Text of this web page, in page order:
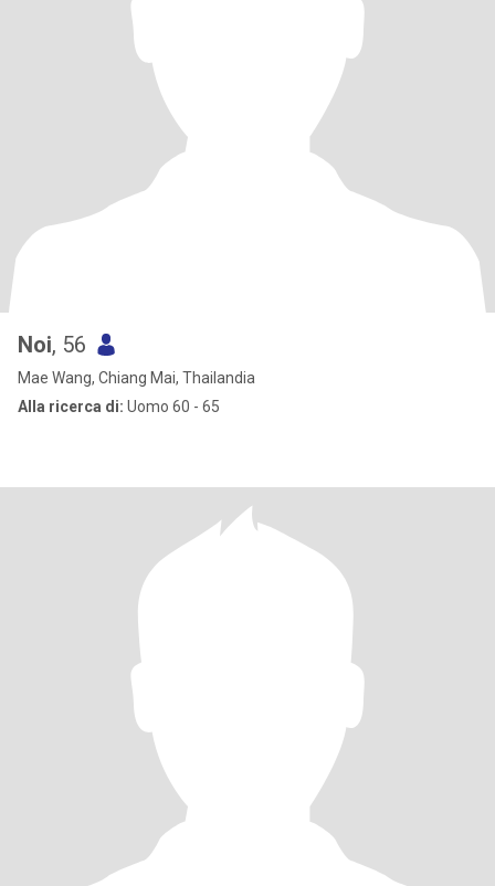
Noi, 56
Mae Wang, Chiang Mai, Thailandia
Alla ricerca di: Uomo 60 - 65